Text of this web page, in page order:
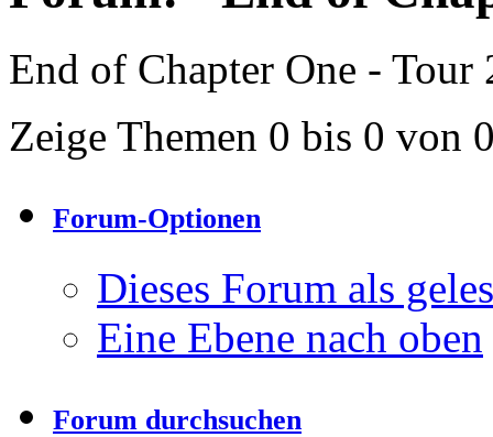
End of Chapter One - Tour
Zeige Themen 0 bis 0 von
Forum-Optionen
Dieses Forum als
Eine Ebene nach oben
Forum durchsuchen